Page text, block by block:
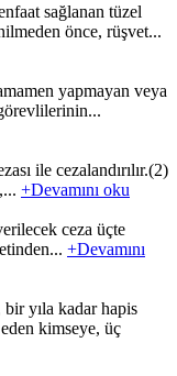
sağlanan tüzel
önce, rüşvet...
yapmayan veya
ile cezalandırılır.(2)
+Devamını oku
ceza üçte
+Devamını
yıla kadar hapis
kimseye, üç